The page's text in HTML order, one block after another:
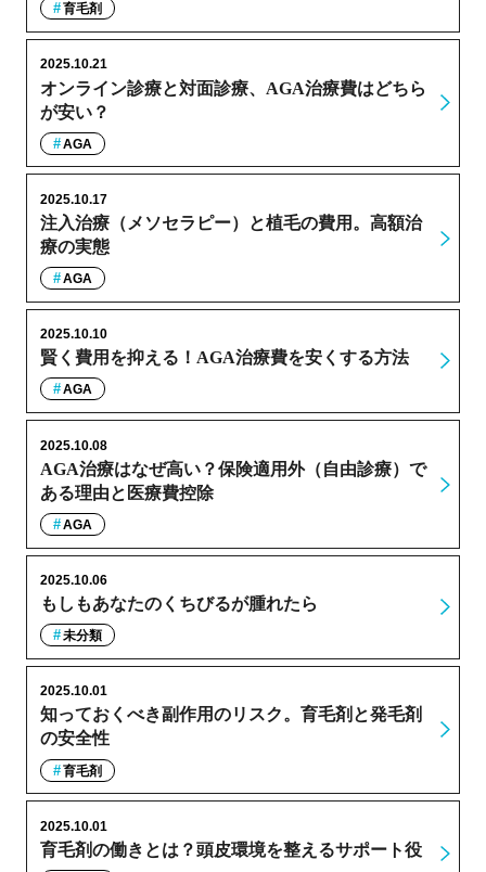
育毛剤
オンライン診療と対面診療、AGA治療費はどちら
が安い？
2025.10.21
AGA
注入治療（メソセラピー）と植毛の費用。高額治
療の実態
2025.10.17
AGA
賢く費用を抑える！AGA治療費を安くする方法
2025.10.10
AGA
AGA治療はなぜ高い？保険適用外（自由診療）で
ある理由と医療費控除
2025.10.08
AGA
もしもあなたのくちびるが腫れたら
2025.10.06
未分類
知っておくべき副作用のリスク。育毛剤と発毛剤
の安全性
2025.10.01
育毛剤
育毛剤の働きとは？頭皮環境を整えるサポート役
2025.10.01